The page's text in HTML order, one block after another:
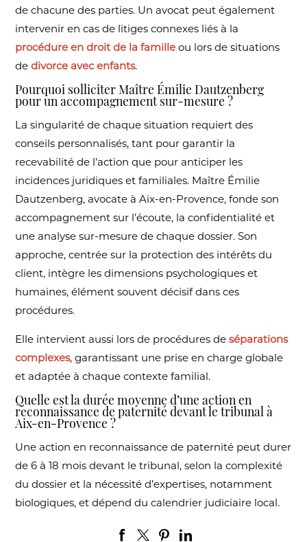
de chacune des parties. Un avocat peut également
intervenir en cas de litiges connexes liés à la
procédure en droit de la famille ou lors de situations
dedivorce avec enfants.
Pourquoi solliciter Maître Émilie Dautzenberg
pour un accompagnement sur-mesure ?
La singularité de chaque situation requiert des
conseils personnalisés, tant pour garantir la
recevabilité de l’action que pour anticiper les
incidences juridiques et familiales. Maître Émilie
Dautzenberg, avocate à Aix-en-Provence, fonde son
accompagnement sur l’écoute, la confidentialité et
une analyse sur-mesure de chaque dossier. Son
approche, centrée sur la protection des intérêts du
client, intègre les dimensions psychologiques et
humaines, élément souvent décisif dans ces
procédures.
Elle intervient aussi lors de procédures deséparations
complexes, garantissant une prise en charge globale
et adaptée à chaque contexte familial.
Quelle est la durée moyenne d’une action en
reconnaissance de paternité devant le tribunal à
Aix-en-Provence ?
Une action en reconnaissance de paternité peut durer
de 6 à 18 mois devant le tribunal, selon la complexité
du dossier et la nécessité d’expertises, notamment
biologiques, et dépend du calendrier judiciaire local.